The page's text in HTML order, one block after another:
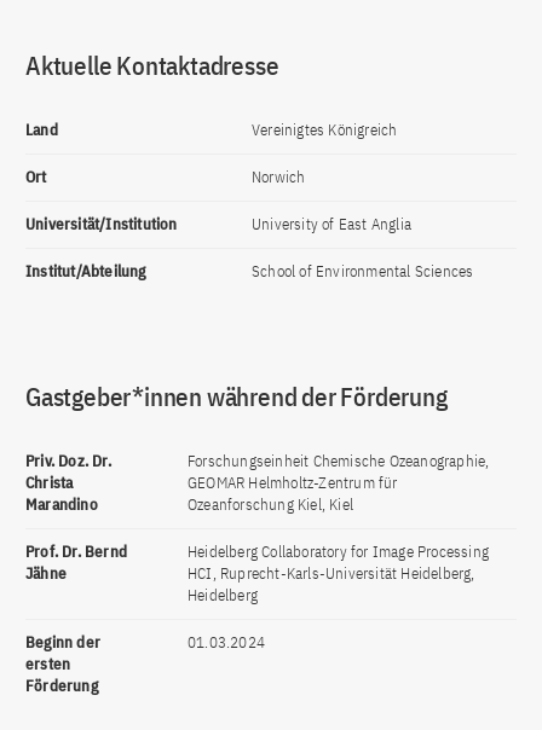
Aktuelle Kontaktadresse
Land Vereinigtes Königreich
Ort Norwich
Universität/Institution University of East Anglia
Institut/Abteilung School of Environmental Sciences
Gastgeber*innen während der Förderung
Priv. Doz. Dr.
Christa
Marandino
Forschungseinheit Chemische Ozeanographie,
GEOMAR Helmholtz-Zentrum für
Ozeanforschung Kiel, Kiel
Prof. Dr. Bernd
Jähne
Heidelberg Collaboratory for Image Processing
HCI, Ruprecht-Karls-Universität Heidelberg,
Heidelberg
Beginn der
ersten
Förderung
01.03.2024